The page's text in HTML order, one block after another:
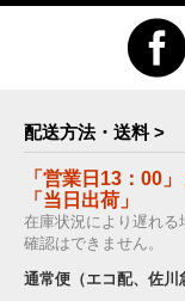
配送方法・送料 >
「営業日13：00
「当日出荷」
在庫状況により遅れ
確認はできません。
通常便（エコ配、佐川